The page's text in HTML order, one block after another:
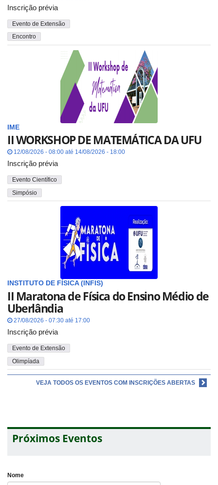
Inscrição prévia
Evento de Extensão
Encontro
IME
II WORKSHOP DE MATEMÁTICA DA UFU
12/08/2026 - 08:00 até 14/08/2026 - 18:00
Inscrição prévia
Evento Científico
Simpósio
INSTITUTO DE FÍSICA (INFIS)
II Maratona de Física do Ensino Médio de
Uberlândia
27/08/2026 - 07:30 até 17:00
Inscrição prévia
Evento de Extensão
Olimpíada
VEJA TODOS OS EVENTOS COM INSCRIÇÕES ABERTAS
Próximos Eventos
Nome